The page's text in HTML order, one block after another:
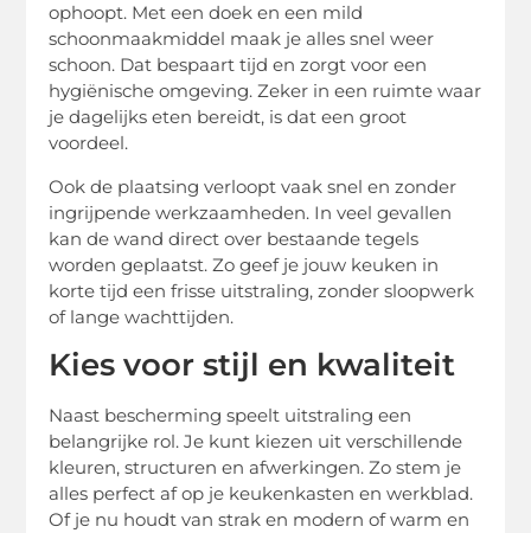
ophoopt. Met een doek en een mild
schoonmaakmiddel maak je alles snel weer
schoon. Dat bespaart tijd en zorgt voor een
hygiënische omgeving. Zeker in een ruimte waar
je dagelijks eten bereidt, is dat een groot
voordeel.
Ook de plaatsing verloopt vaak snel en zonder
ingrijpende werkzaamheden. In veel gevallen
kan de wand direct over bestaande tegels
worden geplaatst. Zo geef je jouw keuken in
korte tijd een frisse uitstraling, zonder sloopwerk
of lange wachttijden.
Kies voor stijl en kwaliteit
Naast bescherming speelt uitstraling een
belangrijke rol. Je kunt kiezen uit verschillende
kleuren, structuren en afwerkingen. Zo stem je
alles perfect af op je keukenkasten en werkblad.
Of je nu houdt van strak en modern of warm en